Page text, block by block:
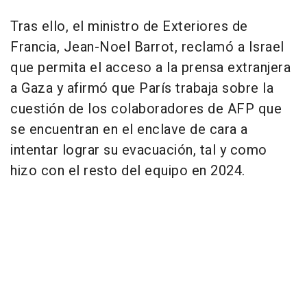
Tras ello, el ministro de Exteriores de
Francia, Jean-Noel Barrot, reclamó a Israel
que permita el acceso a la prensa extranjera
a Gaza y afirmó que París trabaja sobre la
cuestión de los colaboradores de AFP que
se encuentran en el enclave de cara a
intentar lograr su evacuación, tal y como
hizo con el resto del equipo en 2024.